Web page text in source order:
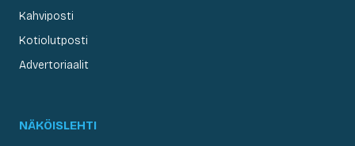
Kahviposti
Kotiolutposti
Advertoriaalit
NÄKÖISLEHTI